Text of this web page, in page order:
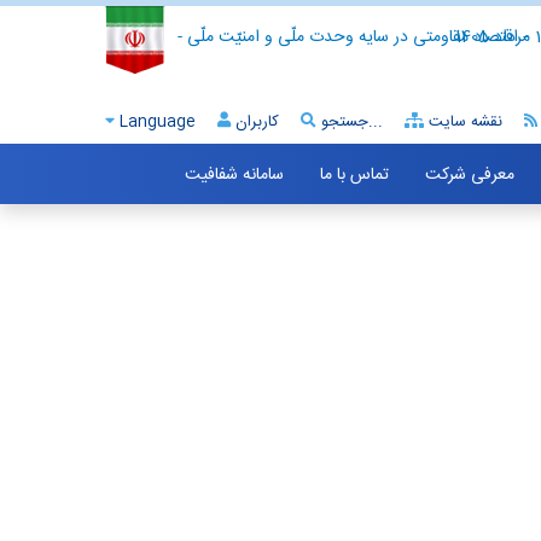
- اقتصاد مقاومتی در سایه وحدت ملّی و امنیّت ملّی -
Language کاربران جستجو... نقشه سایت
معرفی شرکت تماس با ما سامانه شفافیت